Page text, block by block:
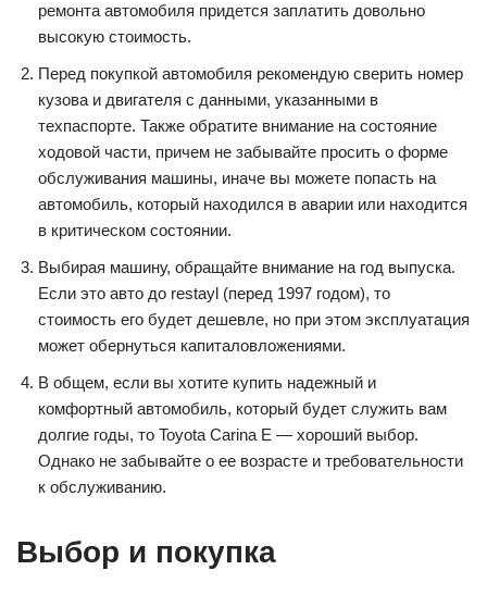
ремонта автомобиля придется заплатить довольно
высокую стоимость.
Перед покупкой автомобиля рекомендую сверить номер
кузова и двигателя с данными, указанными в
техпаспорте. Также обратите внимание на состояние
ходовой части, причем не забывайте просить о форме
обслуживания машины, иначе вы можете попасть на
автомобиль, который находился в аварии или находится
в критическом состоянии.
Выбирая машину, обращайте внимание на год выпуска.
Если это авто до restayl (перед 1997 годом), то
стоимость его будет дешевле, но при этом эксплуатация
может обернуться капиталовложениями.
В общем, если вы хотите купить надежный и
комфортный автомобиль, который будет служить вам
долгие годы, то Toyota Carina E — хороший выбор.
Однако не забывайте о ее возрасте и требовательности
к обслуживанию.
Выбор и покупка